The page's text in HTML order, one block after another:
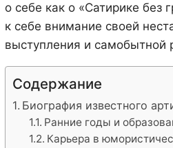
о себе как о «Сатирике без
к себе внимание своей
выступления и самобытной
Содержание
Биография известного
Ранние годы и
Карьера в